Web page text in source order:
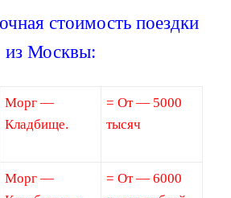
стоимость поездки
из Москвы:
Морг —
Кладбище.
= От — 5000
тысяч
Морг —
= От — 6000